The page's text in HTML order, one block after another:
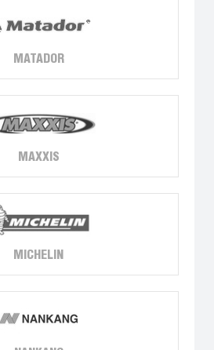
MATADOR
MAXXIS
MICHELIN